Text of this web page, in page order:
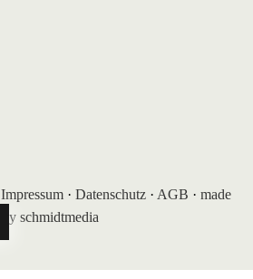
Impressum · Datenschutz · AGB · made
by schmidtmedia